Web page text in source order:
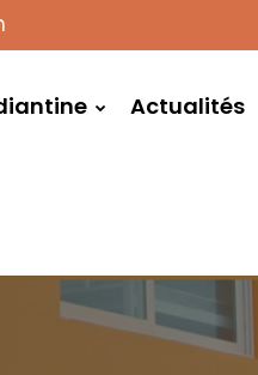
Actualités